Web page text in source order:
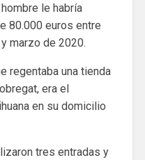
le habría
80.000 euros entre
marzo de 2020.
regentaba una tienda
era el
en su domicilio
tres entradas y